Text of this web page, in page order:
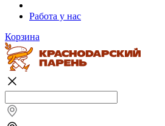
Работа у нас
Корзина